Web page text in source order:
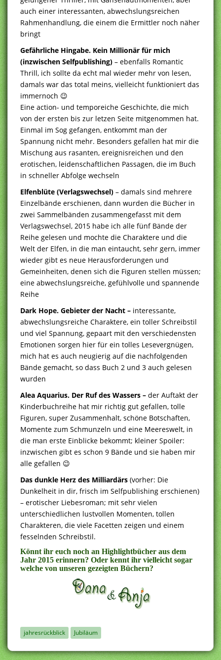
auch einer interessanten, abwechslungsreichen
Rahmenhandlung, die einem die Ermittler noch näher
bringt
Gefährliche Hingabe. Kein Millionär für mich
(inzwischen Selfpublishing) – ebenfalls Romantic
Thrill, ich sollte da echt mal wieder mehr von lesen,
damals war das total meins, vielleicht funktioniert das
immernoch 😉
Eine action- und temporeiche Geschichte, die mich
von der ersten bis zur letzen Seite mitgenommen hat.
Einmal im Sog gefangen, entkommt man der
Spannung nicht mehr. Besonders gefallen hat mir die
Mischung aus rasanten, ereignisreichen und den
erotischen, leidenschaftlichen Passagen, die im Buch
in schneller Abfolge wechseln
Elfenblüte (Verlagswechsel) – damals sind mehrere
Einzelbände erschienen, dann wurden die Bücher in
zwei Sammelbänden zusammengefasst mit dem
Verlagswechsel, 2015 habe ich alle fünf Bände der
Reihe gelesen und mochte die Charaktere und die
Welt der Elfen, in die man eintaucht, sehr gern, immer
wieder gibt es neue Herausforderungen und
Gemeinheiten, denen sich die Figuren stellen müssen;
eine abwechslungsreiche, gefühlvolle und spannende
Reihe
Dark Hope. Gebieter der Nacht – interessante,
abwechslungsreiche Charaktere, ein toller Schreibstil
und viel Spannung, gepaart mit den verschiedensten
Emotionen sorgen hier für ein tolles Lesevergnügen,
mich hat es auch neugierig auf die nachfolgenden
Bände gemacht, so dass Buch 2 und 3 auch gelesen
wurden
Alea Aquarius. Der Ruf des Wassers – der Auftakt der
Kinderbuchreihe hat mir richtig gut gefallen, tolle
Figuren, super Zusammenhalt, schöne Botschaften,
Momente zum Schmunzeln und eine Meereswelt, in
die man erste Einblicke bekommt; kleiner Spoiler:
inzwischen gibt es schon 9 Bände und sie haben mir
alle gefallen 😉
Das dunkle Herz des Milliardärs (vorher: Die
Dunkelheit in dir, frisch im Selfpublishing erschienen)
– erotischer Liebesroman; mit sehr vielen
unterschiedlichen lustvollen Momenten, tollen
Charakteren, die viele Facetten zeigen und einem
fesselnden Schreibstil.
Könnt ihr euch noch an Highlightbücher aus dem
Jahr 2015 erinnern? Oder kennt ihr vielleicht sogar
welche von unseren gezeigten Büchern?
jahresrückblick Jubiläum